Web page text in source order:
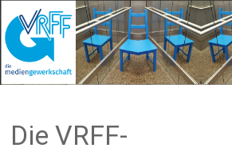
Inhalt
springen
Die VRFF-